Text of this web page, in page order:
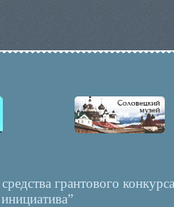
грантового конкурса